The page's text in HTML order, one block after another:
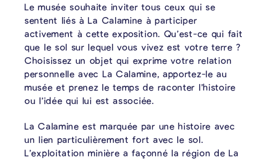
Le musée souhaite inviter tous ceux qui se
sentent liés à La Calamine à participer
activement à cette exposition. Qu’est-ce qui fait
que le sol sur lequel vous vivez est votre terre ?
Choisissez un objet qui exprime votre relation
personnelle avec La Calamine, apportez-le au
musée et prenez le temps de raconter l’histoire
ou l’idée qui lui est associée.
La Calamine est marquée par une histoire avec
un lien particulièrement fort avec le sol.
L’exploitation minière a façonné la région de La